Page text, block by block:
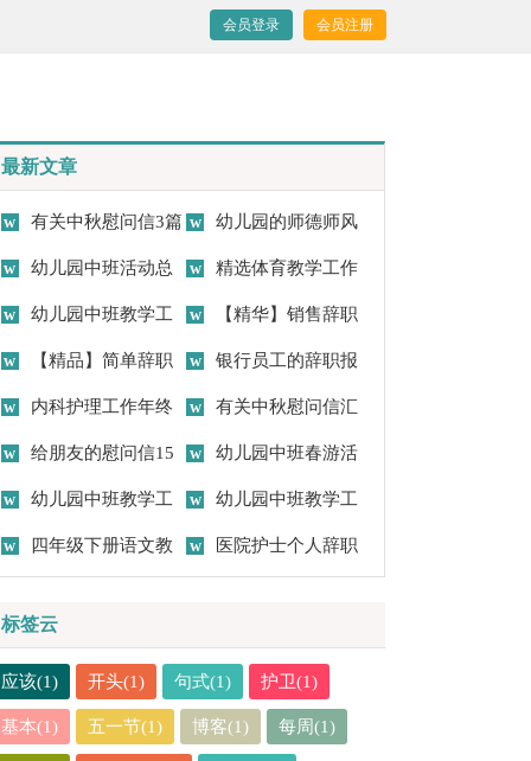
会员登录 会员注册
最新文章
有关中秋慰问信3篇 幼儿园的师德师风
自查报告4篇
幼儿园中班活动总
结
精选体育教学工作
总结范文锦集九篇
幼儿园中班教学工
作总结
【精华】销售辞职
报告范文集合五篇
【精品】简单辞职
报告集锦九篇
银行员工的辞职报
告
内科护理工作年终
总结
有关中秋慰问信汇
编六篇
给朋友的慰问信15
篇
幼儿园中班春游活
动总结
幼儿园中班教学工
作总结(15篇)
幼儿园中班教学工
作总结15篇
四年级下册语文教 医院护士个人辞职
标签云
应该(1) 开头(1) 句式(1) 护卫(1)
基本(1) 五一节(1) 博客(1) 每周(1)